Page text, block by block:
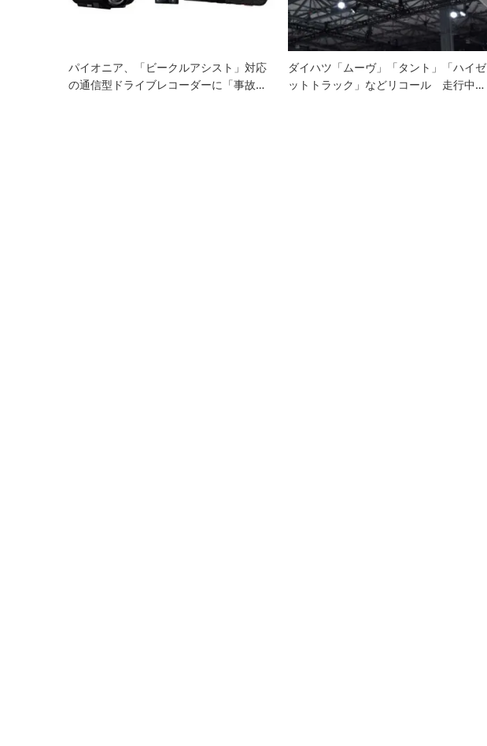
パイオニア、「ビークルアシスト」対応
の通信型ドライブレコーダーに「事故…
ダイハツ「ムーヴ」「タント」「ハイゼ
ットトラック」などリコール 走行中…